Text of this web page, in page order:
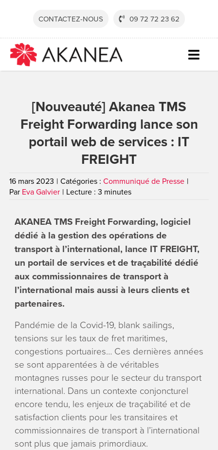
CONTACTEZ-NOUS 09 72 72 23 62
Search
for:
[Nouveauté] Akanea TMS
Freight Forwarding lance son
portail web de services : IT
FREIGHT
16 mars 2023 | Catégories :Communiqué de Presse |
Par Eva Galvier | Lecture : 3 minutes
AKANEA TMS Freight Forwarding, logiciel
dédié à la gestion des opérations de
transport à l’international, lance IT FREIGHT,
un portail de services et de traçabilité dédié
aux commissionnaires de transport à
l’international mais aussi à leurs clients et
partenaires.
Pandémie de la Covid-19, blank sailings,
tensions sur les taux de fret maritimes,
congestions portuaires… Ces dernières années
se sont apparentées à de véritables
montagnes russes pour le secteur du transport
international. Dans un contexte conjoncturel
encore tendu, les enjeux de traçabilité et de
satisfaction clients pour les transitaires et
commissionnaires de transport à l’international
sont plus que jamais primordiaux.